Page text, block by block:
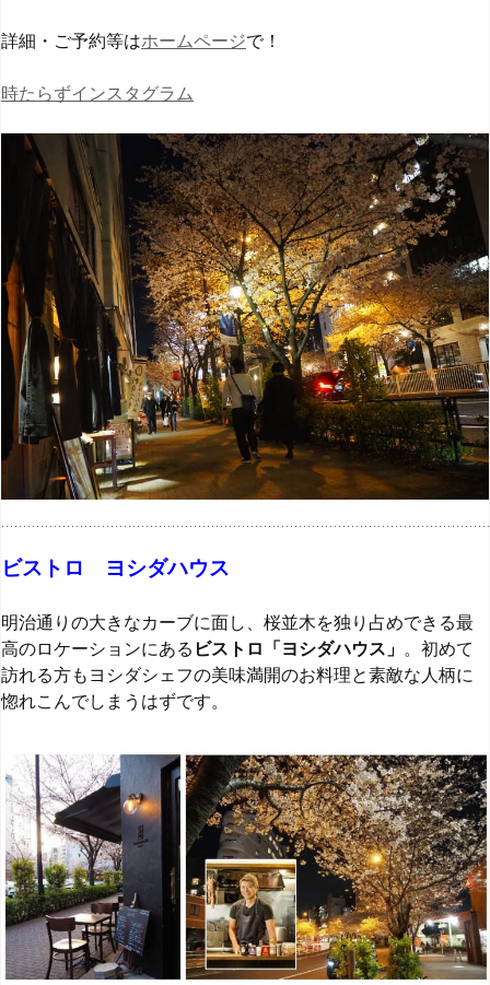
詳細・ご予約等はホームページで！
時たらずインスタグラム
ビストロ ヨシダハウス
明治通りの大きなカーブに面し、桜並木を独り占めできる最
高のロケーションにある ビストロ「ヨシダハウス」 。初めて
訪れる方もヨシダシェフの美味満開のお料理と素敵な人柄に
惚れこんでしまうはずです。